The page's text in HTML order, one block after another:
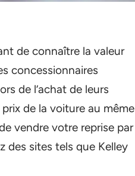
de connaître la valeur
concessionnaires
de l’achat de leurs
de la voiture au même
vendre votre reprise par
des sites tels que Kelley